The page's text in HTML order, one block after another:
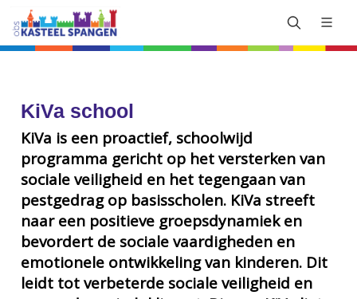
KiVa school
KiVa is een proactief, schoolwijd
programma gericht op het versterken van
sociale veiligheid en het tegengaan van
pestgedrag op basisscholen. KiVa streeft
naar een positieve groepsdynamiek en
bevordert de sociale vaardigheden en
emotionele ontwikkeling van kinderen. Dit
leidt tot verbeterde sociale veiligheid en